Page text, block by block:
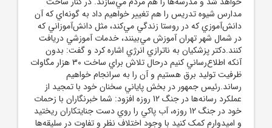
مدارس شيوه تدريس را هم تغيير خواهيم داد به گونه‌اي که آن
دانش‌آموزي که در روستا زندگي مي‌کند، مثل دانش‌آموزاني که
در شمال شهر تهران آموزش مي‌بينند، خدمات آموزشي دريافت
کنند.دکتر پزشکيان به ناترازي انرژي اشاره کرد و گفت: بدون
آنکه اطلاع‌رساني کنيم درحال تلاش براي ساخت 30 هزار مگاوات
ظرفيت توليد برق هستيم و آن را به سرانجام خواهيم
رساند.رئيس جمهور در بخش پاياني سخنان خود با تمجيد از
عملکرد رسانه‌ها در جنگ 12 روزه افزود: شما خبرنگاران با زحمات
خود در جنگ 12 روزه، آب پاکي را روي دست جنايتکاران ريختيد
و اميدوارم کمک کنيد با وجود اختلاف نظر و تفاوت در سليقه‌ها